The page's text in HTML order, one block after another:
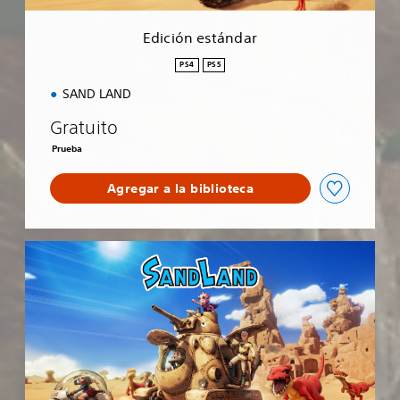
n
Edición estándar
PS4 PS5
SAND LAND
Gratuito
Prueba
Agregar a la biblioteca
E
d
i
c
n
s